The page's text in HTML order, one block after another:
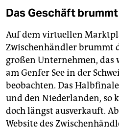
Das Geschäft brummt
Auf dem virtuellen
Zwischenhändler brummt
großen Unternehmen, das
am Genfer See in der
beobachten. Das
und den Niederlanden, so
doch längst ausverkauft.
Website des